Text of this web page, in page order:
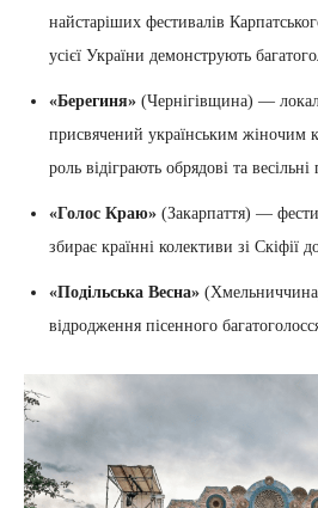
найстаріших фестивалів
усієї України демонструють
«Берегиня» (Чернігівщина) —
присвячений українським жіночим
роль відіграють обрядові та весільні
«Голос Краю» (Закарпаття) —
збирає країнні колективи зі
«Подільська Весна»
відродження пісенного